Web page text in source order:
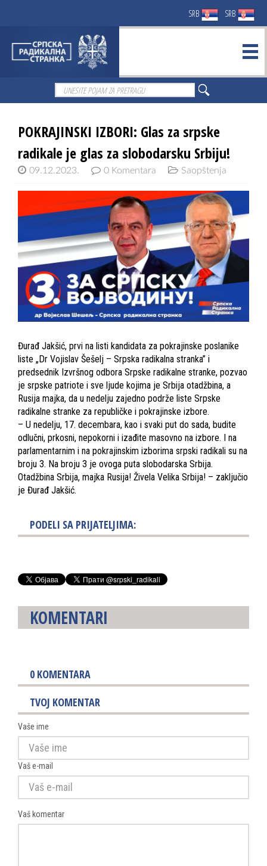
SRB SRB
POKRAJINSKI IZBORI: Glas za srpske
radikale je glas za slobodarsku Srbiju!
09.12.2023. 0 Komentara Saopštenja
Đurađ Jakšić, prvi na listi kandidata za pokrajinske poslanike
liste „Dr Vojislav Šešelj – Srpska radikalna stranka” i
predsednik Izvršnog odbora Srpske radikalne stranke, pozvao
je srpske patriote i sve ljude kojima je Srbija otadžbina, a
Rusija majka, da u nedelju zajedno podrže liste Srpske
radikalne stranke za republičke i pokrajinske izbore.
– U nedelju, 17. decembara, kao i svaki put do sada, budite
odlučni, prkosni, nepokorni i izađite masovno na izbore. I na
parlamentarnim i na pokrajinskim izborima srpski radikali su na
broju 3. Na broju 3 je ovoga puta slobodarska Srbija.
Otadžbina Srbija, majka Rusija! Živela Velika Srbija! – zaključio
je Đurađ Jakšić.
PODELI SA PRIJATELJIMA:
KOMENTARI
0 KOMENTARA
TVOJ KOMENTAR
Vaše ime
Vaš e-mail
Vaš komentar